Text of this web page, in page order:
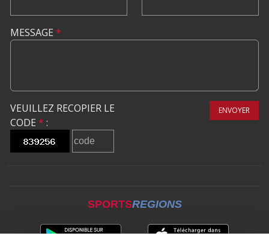
MESSAGE *
VEUILLEZ RECOPIER LE
CODE * :
ENVOYER
SPORTSREGIONS